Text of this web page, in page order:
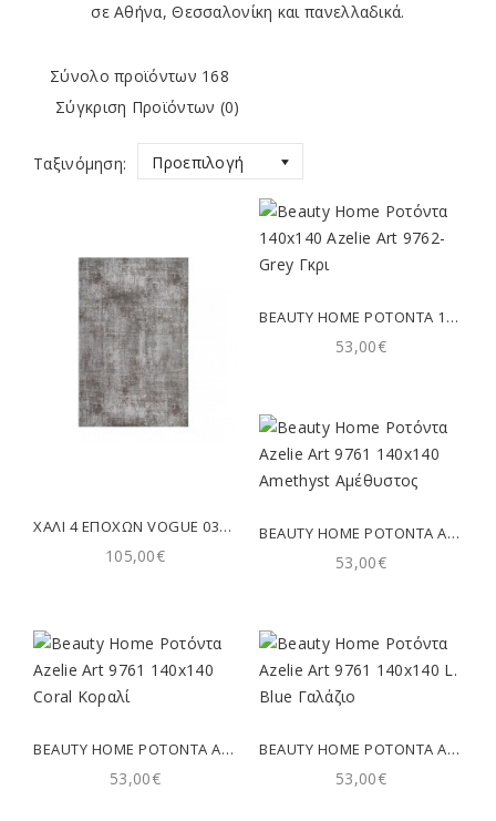
σε Αθήνα, Θεσσαλονίκη και πανελλαδικά.
Σύνολο προϊόντων 168
Σύγκριση Προϊόντων (0)
Ταξινόμηση: Προεπιλογή
ΧΑΛΊ 4 ΕΠΟΧΏΝ VOGUE 03230A GEOMETRIC GREY - ΧΑΛΊ 165X225CM
105,00€
BEAUTY HOME ΡΟΤΌΝΤΑ 140X140 AZELIE ART 9762-GREY ΓΚΡΙ
53,00€
BEAUTY HOME ΡΟΤΌΝΤΑ AZELIE ART 9761 140X140 AMETHYST ΑΜΈΘΥΣΤΟΣ
53,00€
BEAUTY HOME ΡΟΤΌΝΤΑ AZELIE ART 9761 140X140 CORAL ΚΟΡΑΛΊ
53,00€
BEAUTY HOME ΡΟΤΌΝΤΑ AZELIE ART 9761 140X140 L. BLUE ΓΑΛΆΖΙΟ
53,00€